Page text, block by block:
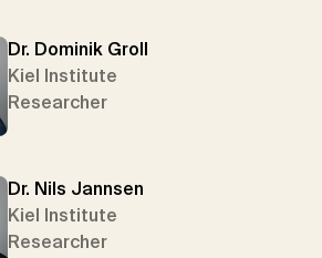
Dr. Dominik Groll
Kiel Institute
Researcher
Dr. Nils Jannsen
Kiel Institute
Researcher